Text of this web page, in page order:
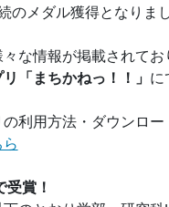
のメダル獲得となりま
な情報が掲載されてお
「まちかねっ！！」 に
利用方法・ダウンロー
ら
賞！